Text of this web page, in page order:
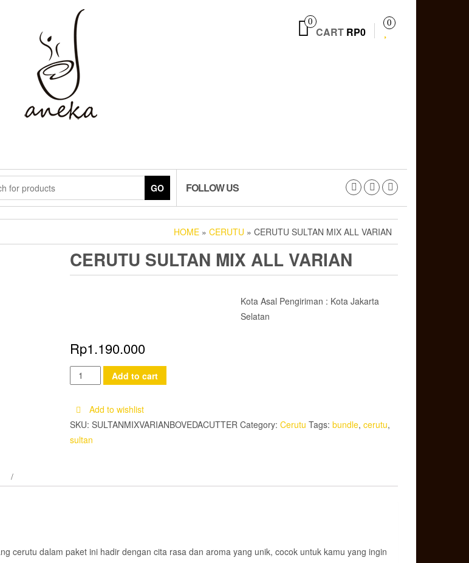
0
CART RP0
0
GO FOLLOW US
HOME » CERUTU » CERUTU SULTAN MIX ALL VARIAN
CERUTU SULTAN MIX ALL VARIAN
Kota Asal Pengiriman : Kota Jakarta
Selatan
Rp1.190.000
Cerutu
Sultan
All
Varian
Add to cart
Add to wishlist
SKU: SULTANMIXVARIANBOVEDACUTTER Category: Cerutu Tags: bundle, cerutu,
sultan
cerutu dalam paket ini hadir dengan cita rasa dan aroma yang unik, cocok untuk kamu yang ingin